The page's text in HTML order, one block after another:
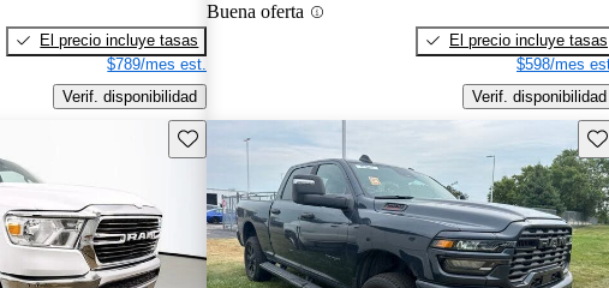
El precio incluye tasas
$789/mes est.
Verif. disponibilidad
Buena oferta
El precio incluye tasas
$598/mes
Verif. disponibilidad
Guarda este Aviso